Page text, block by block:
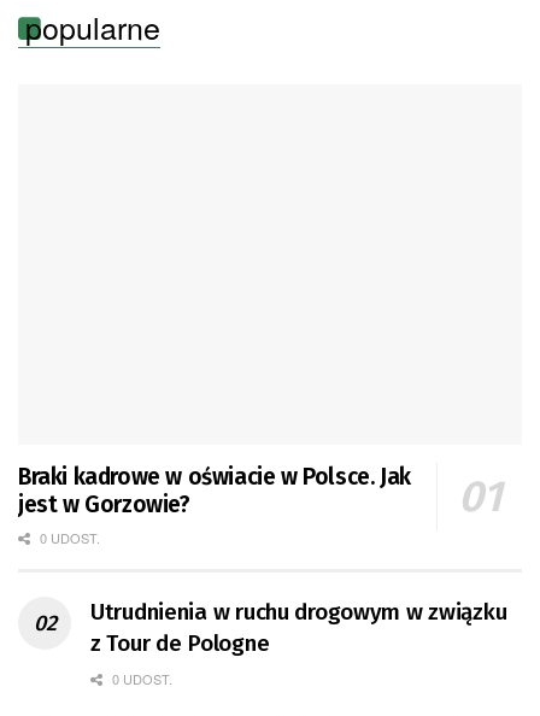
popularne
Braki kadrowe w oświacie w Polsce. Jak
jest w Gorzowie?
0 UDOST.
Utrudnienia w ruchu drogowym w związku
z Tour de Pologne
0 UDOST.